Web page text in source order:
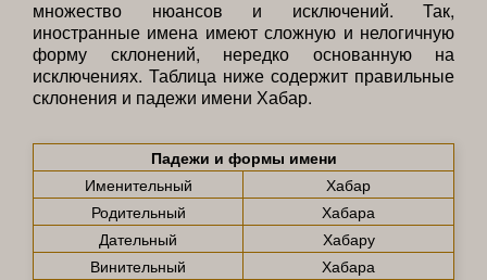
множество нюансов и исключений. Так,
иностранные имена имеют сложную и нелогичную
форму склонений, нередко основанную на
исключениях. Таблица ниже содержит правильные
склонения и падежи имени Хабар.
Падежи и формы имени
Именительный
Хабар
Родительный
Хабара
Дательный
Хабару
Винительный
Хабара